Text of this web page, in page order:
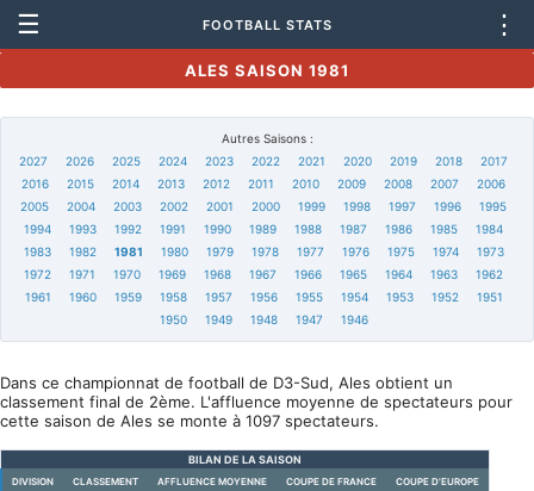
☰ FOOTBALL STATS ⋮
ALES SAISON 1981
Autres Saisons :
2027
2026 2025 2024 2023 2022 2021 2020 2019 2018
2017
2016
2015 2014 2013 2012 2011 2010 2009 2008 2007
2006
2005
2004 2003 2002 2001 2000 1999 1998 1997 1996
1995
1994
1993 1992 1991 1990 1989 1988 1987 1986 1985
1984
1983
1982 1981 1980 1979 1978 1977 1976 1975 1974
1973
1972
1971 1970 1969 1968 1967 1966 1965 1964 1963
1962
1961
1960 1959 1958 1957 1956 1955 1954 1953 1952
1951
1950
1949 1948 1947 1946
Dans ce championnat de football de D3-Sud, Ales obtient un
classement final de 2ème. L'affluence moyenne de spectateurs pour
cette saison de Ales se monte à 1097 spectateurs.
BILAN DE LA SAISON
DIVISION CLASSEMENT AFFLUENCE MOYENNE COUPE DE FRANCE COUPE D'EUROPE